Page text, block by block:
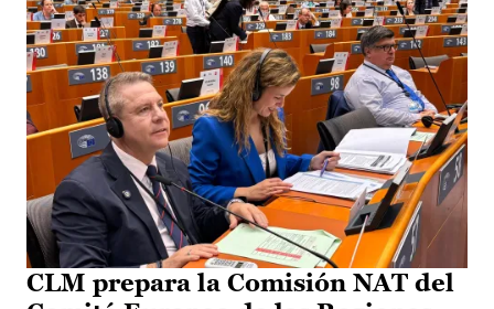
CLM prepara la Comisión NAT del